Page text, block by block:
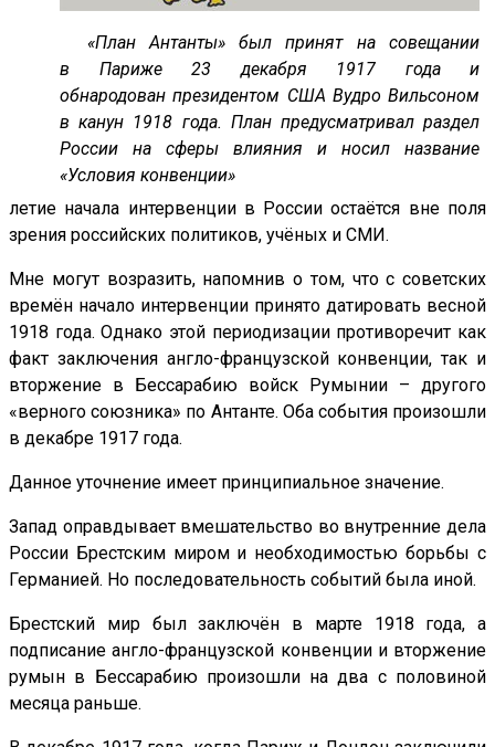
«План Антанты» был принят на совещании
в Париже 23 декабря 1917 года и
обнародованпрезидентом США Вудро Вильсоном
в канун 1918 года. План предусматривал раздел
России на сферы влияния и носил название
«Условия конвенции»
летие начала интервенции в России остаётся вне поля
зрения российских политиков, учёных и СМИ.
Мне могут возразить, напомнив о том, что с советских
времён начало интервенции принято датировать весной
1918 года. Однако этой периодизации противоречит как
факт заключения англо-французской конвенции, так и
вторжение в Бессарабию войск Румынии – другого
«верного союзника» по Антанте. Оба события произошли
в декабре 1917 года.
Данное уточнение имеет принципиальное значение.
Запад оправдывает вмешательство во внутренние дела
России Брестским миром и необходимостью борьбы с
Германией. Но последовательность событий была иной.
Брестский мир был заключён в марте 1918 года, а
подписание англо-французской конвенции и вторжение
румын в Бессарабию произошли на два с половиной
месяца раньше.